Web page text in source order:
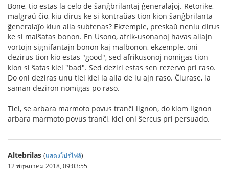
Bone, tio estas la celo de ŝanĝbrilantaj ĝeneralaĵoj. Retorike,
malgraŭ ĉio, kiu dirus ke si kontraŭas tion kion ŝanĝbrilanta
ĝeneralaĵo kiun alia subtenas? Ekzemple, preskaŭ neniu dirus
ke si malŝatas bonon. En Usono, afrik-usonanoj havas aliajn
vortojn signifantajn bonon kaj malbonon, ekzemple, oni
dezirus tion kio estas "good", sed afrikusonoj nomigas tion
kion si ŝatas kiel "bad". Sed deziri estas sen rezervo pri raso.
Do oni deziras unu tiel kiel la alia de iu ajn raso. Ĉiurase, la
saman deziron nomigas po raso.
Tiel, se arbara marmoto povus tranĉi lignon, do kiom lignon
arbara marmoto povus tranĉi, kiel oni ŝercus pri persuado.
Altebrilas (แสดงโปรไฟล์)
12 พฤษภาคม 2018, 09:03:55